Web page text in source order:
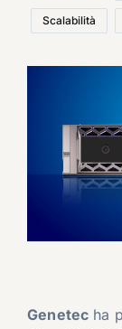
Scalabilità
Genetec ha